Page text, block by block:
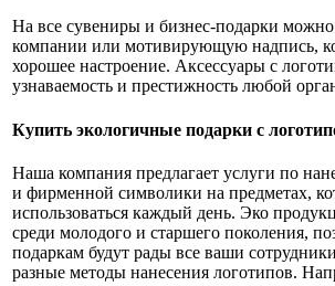
На все сувениры и бизнес-подарки
компании или мотивирующую надпись,
хорошее настроение. Аксессуары с
узнаваемость и престижность любой
Купить экологичные подарки с
Наша компания предлагает услуги по
и фирменной символики на предметах,
использоваться каждый день. Эко
среди молодого и старшего поколения,
подаркам будут рады все ваши
разные методы нанесения логотипов.